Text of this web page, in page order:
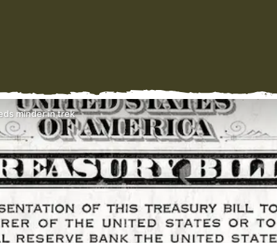
minder in trek